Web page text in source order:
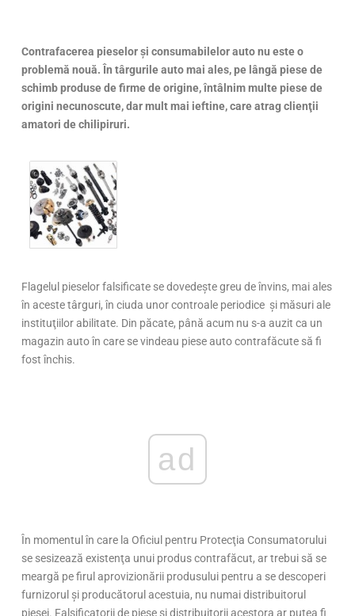
Contrafacerea pieselor şi consumabilelor auto nu este o
problemă nouă. În târgurile auto mai ales, pe lângă piese de
schimb produse de firme de origine, întâlnim multe piese de
origini necunoscute, dar mult mai ieftine, care atrag clienţii
amatori de chilipiruri.
Flagelul pieselor falsificate se dovedeşte greu de învins, mai ales
în aceste târguri, în ciuda unor controale periodice şi măsuri ale
instituţiilor abilitate. Din păcate, până acum nu s-a auzit ca un
magazin auto în care se vindeau piese auto contrafăcute să fi
fost închis.
ad
În momentul în care la Oficiul pentru Protecţia Consumatorului
se sesizează existenţa unui produs contrafăcut, ar trebui să se
meargă pe firul aprovizionării produsului pentru a se descoperi
furnizorul şi producătorul acestuia, nu numai distribuitorul
piesei. Falsificatorii de piese şi distribuitorii acestora ar putea fi